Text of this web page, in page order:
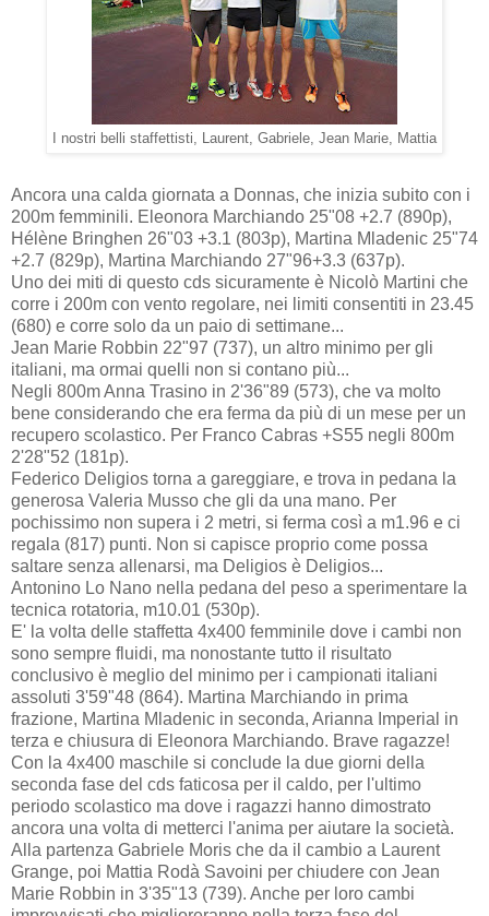
I nostri belli staffettisti, Laurent, Gabriele, Jean Marie, Mattia
Ancora una calda giornata a Donnas, che inizia subito con i
200m femminili. Eleonora Marchiando 25"08 +2.7 (890p),
Hélène Bringhen 26"03 +3.1 (803p), Martina Mladenic 25"74
+2.7 (829p), Martina Marchiando 27"96+3.3 (637p).
Uno dei miti di questo cds sicuramente è Nicolò Martini che
corre i 200m con vento regolare, nei limiti consentiti in 23.45
(680) e corre solo da un paio di settimane...
Jean Marie Robbin 22"97 (737), un altro minimo per gli
italiani, ma ormai quelli non si contano più...
Negli 800m Anna Trasino in 2'36"89 (573), che va molto
bene considerando che era ferma da più di un mese per un
recupero scolastico. Per Franco Cabras +S55 negli 800m
2'28"52 (181p).
Federico Deligios torna a gareggiare, e trova in pedana la
generosa Valeria Musso che gli da una mano. Per
pochissimo non supera i 2 metri, si ferma così a m1.96 e ci
regala (817) punti. Non si capisce proprio come possa
saltare senza allenarsi, ma Deligios è Deligios...
Antonino Lo Nano nella pedana del peso a sperimentare la
tecnica rotatoria, m10.01 (530p).
E' la volta delle staffetta 4x400 femminile dove i cambi non
sono sempre fluidi, ma nonostante tutto il risultato
conclusivo è meglio del minimo per i campionati italiani
assoluti 3'59"48 (864). Martina Marchiando in prima
frazione, Martina Mladenic in seconda, Arianna Imperial in
terza e chiusura di Eleonora Marchiando. Brave ragazze!
Con la 4x400 maschile si conclude la due giorni della
seconda fase del cds faticosa per il caldo, per l'ultimo
periodo scolastico ma dove i ragazzi hanno dimostrato
ancora una volta di metterci l'anima per aiutare la società.
Alla partenza Gabriele Moris che da il cambio a Laurent
Grange, poi Mattia Rodà Savoini per chiudere con Jean
Marie Robbin in 3'35"13 (739). Anche per loro cambi